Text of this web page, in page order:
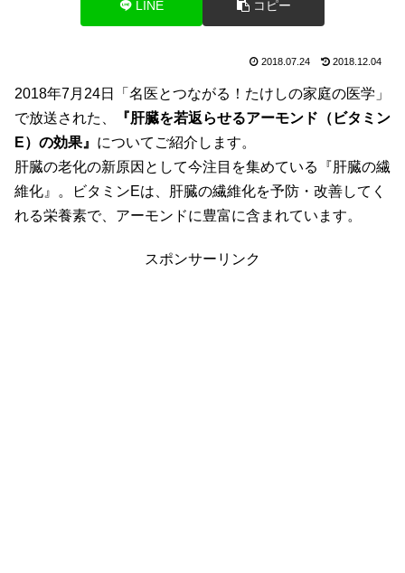
LINE コピー
2018.07.24 2018.12.04
2018年7月24日「名医とつながる！たけしの家庭の医学」
で放送された、
『肝臓を若返らせるアーモンド（ビタミン
E）の効果』 についてご紹介します。
肝臓の老化の新原因として今注目を集めている『肝臓の繊
維化』。ビタミンEは、肝臓の繊維化を予防・改善してく
れる栄養素で、アーモンドに豊富に含まれています。
スポンサーリンク